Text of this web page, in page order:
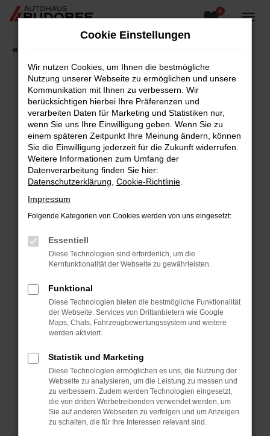
Zum
0
Fehler: Network Error
Beim Laden ist ein Fehler aufgetreten.
Hier sind ein paar Tipps, die dir helfen können:
Überprüfe deine Firewall und deine
Internetverbindung.
Laden andere Webseiten, zum Beispiel deine
Suchmaschine?
Prüfe deine Browsererweiterungen.
Manche Erweiterungen, wie Werbeblocker,
können das Laden bestimmter Seiten
verhindern. Funktioniert die Seite in einem
Fenster?
Starte dein Gerät neu.
Das kann manchmal helfen, vorübergehende
Probleme zu beheben.
Betriebssystem auf dem neuesten Stand
sind.
Veraltete Software birgt nicht nur ein
Sicherheitsrisiko, sondern kann auch dazu
führen, dass bestimmte Funktionen nicht mehr
unterstützt werden.
Cookie Einstellungen
Wir nutzen Cookies, um Ihnen die bestmögliche
Nutzung unserer Webseite zu ermöglichen und unsere
Kommunikation mit Ihnen zu verbessern. Wir
berücksichtigen hierbei Ihre Präferenzen und
verarbeiten Daten für Marketing und Statistiken nur,
wenn Sie uns Ihre Einwilligung geben. Wenn Sie zu
einem späteren Zeitpunkt Ihre Meinung ändern, können
Sie die Einwilligung jederzeit für die Zukunft widerrufen.
Weitere Informationen zum Umfang der
Datenverarbeitung finden Sie hier:
Datenschutzerklärung Cookie-Richtlinie
Impressum
Folgende Kategorien von Cookies werden von uns eingesetzt:
Essentiell
Diese Technologien sind erforderlich, um die
Kernfunktionalität der Webseite zu gewährleisten.
Funktional
Diese Technologien bieten die bestmögliche Funktionalität
der Webseite. Services von Drittanbietern wie Google
Maps, Chats, Fahrzeugbewertungssystem und weitere
werden aktiviert.
Statistik und Marketing
Diese Technologien ermöglichen es uns, die Nutzung der
Webseite zu analysieren, um die Leistung zu messen und
zu verbessern. Zudem werden Technologien eingesetzt,
die von dritten Werbetreibenden verwendet werden, um
Sie auf anderen Webseiten zu verfolgen und um Anzeigen
zu schalten, die für Ihre Interessen relevant sind.